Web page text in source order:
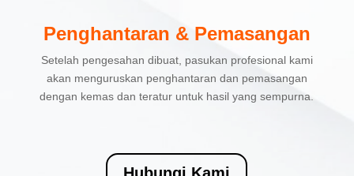
Penghantaran & Pemasangan
Setelah pengesahan dibuat, pasukan profesional kami
akan menguruskan penghantaran dan pemasangan
dengan kemas dan teratur untuk hasil yang sempurna.